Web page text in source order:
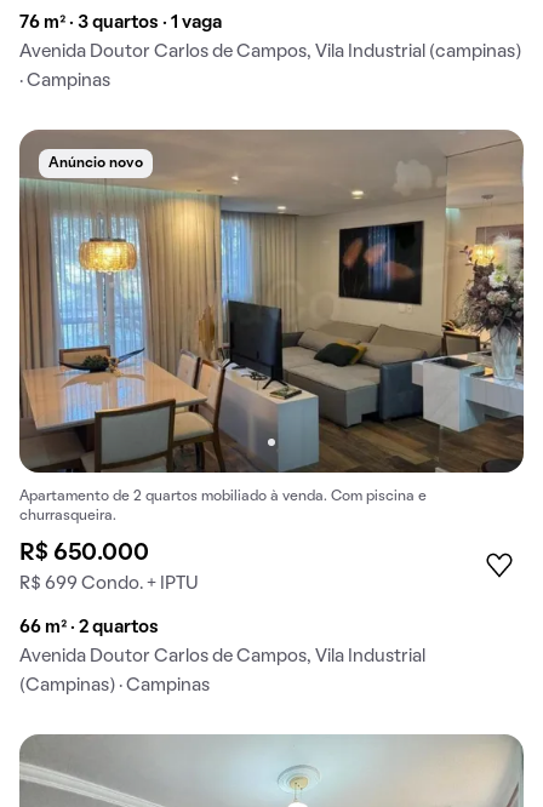
76 m² · 3 quartos · 1 vaga
Avenida Doutor Carlos de Campos, Vila Industrial (campinas)
· Campinas
Anúncio novo
Apartamento de 2 quartos mobiliado à venda. Com piscina e
churrasqueira.
R$ 650.000
R$ 699 Condo. + IPTU
66 m² · 2 quartos
Avenida Doutor Carlos de Campos, Vila Industrial
(Campinas) · Campinas